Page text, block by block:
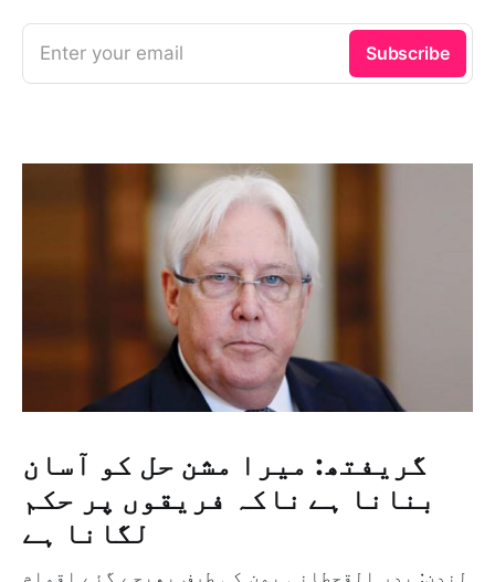
Enter your email Subscribe
گریفتھ: میرا مشن حل کو آسان
بنانا ہے ناکہ فریقوں پر حکم
لگانا ہے
لندن: بدر القحطانی یمن کی طرف بھیجے گئے اقوام